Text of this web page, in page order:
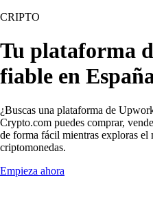
CRIPTO
Tu plataforma
fiable en
¿Buscas una plataforma de
Crypto.com puedes comprar,
de forma fácil mientras exploras el
criptomonedas.
Empieza ahora